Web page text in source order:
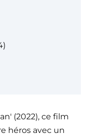
(2022), ce film
héros avec un